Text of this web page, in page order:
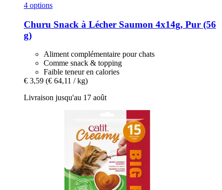
4 options
Churu Snack à Lécher Saumon 4x14g, Pur (56
g)
Aliment complémentaire pour chats
Comme snack & topping
Faible teneur en calories
€ 3,59 (€ 64,11 / kg)
Livraison jusqu'au 17 août